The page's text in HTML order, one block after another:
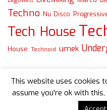
Techno Nu Disco
Tech House
House Technoid umek
This website uses cookies
assume you're ok with